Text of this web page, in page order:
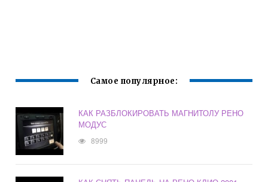
Самое популярное:
КАК РАЗБЛОКИРОВАТЬ МАГНИТОЛУ РЕНО
МОДУС
8999